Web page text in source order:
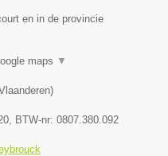
en in de provincie
maps ▼
)
, BTW-nr: 0807.380.092